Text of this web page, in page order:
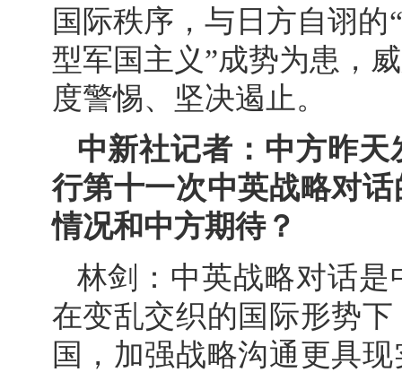
国际秩序，与日方自诩的
型军国主义”成势为患，
度警惕、坚决遏止。
中新社记者：中方昨
行第十一次中英战略对
情况和中方期待？
林剑：中英战略对话
在变乱交织的国际形势
国，加强战略沟通更具